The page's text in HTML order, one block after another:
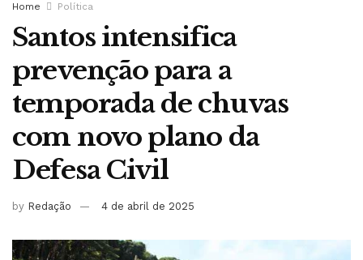
Home Política
Santos intensifica
prevenção para a
temporada de chuvas
com novo plano da
Defesa Civil
by Redação 4 de abril de 2025